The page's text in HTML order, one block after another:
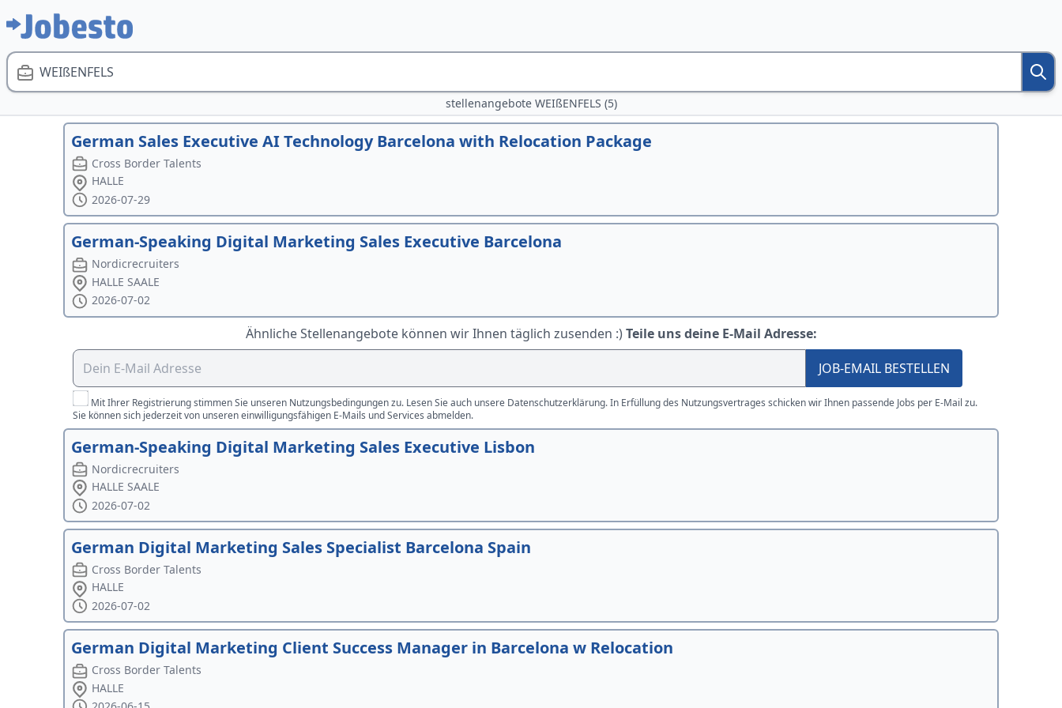
WEIßENFELS
stellenangebote WEIßENFELS (5)
German Sales Executive AI Technology Barcelona with Relocation Package
Cross Border Talents
HALLE
2026-07-29
German-Speaking Digital Marketing Sales Executive Barcelona
Nordicrecruiters
HALLE SAALE
2026-07-02
Ähnliche Stellenangebote können wir Ihnen täglich zusenden :) Teile uns deine E-Mail Adresse:
JOB-EMAIL BESTELLEN
Mit Ihrer Registrierung stimmen Sie unseren Nutzungsbedingungen zu. Lesen Sie auch unsere Datenschutzerklärung. In Erfüllung des Nutzungsvertrages schicken wir Ihnen passende Jobs per E-Mail zu.
Sie können sich jederzeit von unseren einwilligungsfähigen E-Mails und Services abmelden.
German-Speaking Digital Marketing Sales Executive Lisbon
Nordicrecruiters
HALLE SAALE
2026-07-02
German Digital Marketing Sales Specialist Barcelona Spain
Cross Border Talents
HALLE
2026-07-02
German Digital Marketing Client Success Manager in Barcelona w Relocation
Cross Border Talents
HALLE